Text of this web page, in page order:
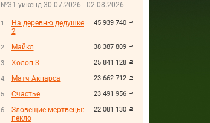
№31 уикенд 30.07.2026 - 02.08.2026
45 939 740 руб.
На деревню дедушке
2
38 387 809 руб.
Майкл
25 841 128 руб.
Холоп 3
23 662 712 руб.
Матч Акпарса
23 491 956 руб.
Счастье
22 081 130 руб.
Зловещие мертвецы:
пекло